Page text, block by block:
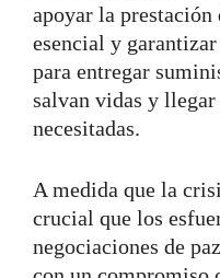
apoyar la prestación
esencial y
para entregar
salvan vidas y llegar
necesitadas.
A medida que la
crucial que los
negociaciones de